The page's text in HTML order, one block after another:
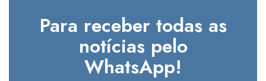
Para receber todas as
notícias pelo
WhatsApp!